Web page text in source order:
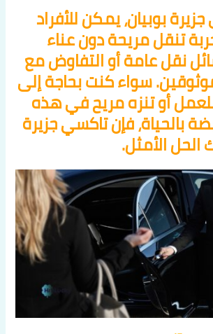
بوبيان، يمكن للأفراد
تنقل مريحة دون عناء
نقل عامة أو التفاوض مع
سواء كنت بحاجة إلى
أو تنزه مريح في هذه
بالحياة، فإن تاكسي جزيرة
الحل الأمثل.